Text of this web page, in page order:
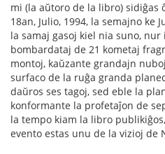
mi (la aŭtoro de la libro) sidiĝas
18an, Julio, 1994, la semajno ke
la samaj gasoj kiel nia suno,
bombardataj de 21 kometaj
montoj, kaŭzante grandajn
surfaco de la ruĝa granda
daŭros ses tagoj, sed eble la
konformante la profetaĵon de
la tempo kiam la libro
evento estas unu de la vizioj de